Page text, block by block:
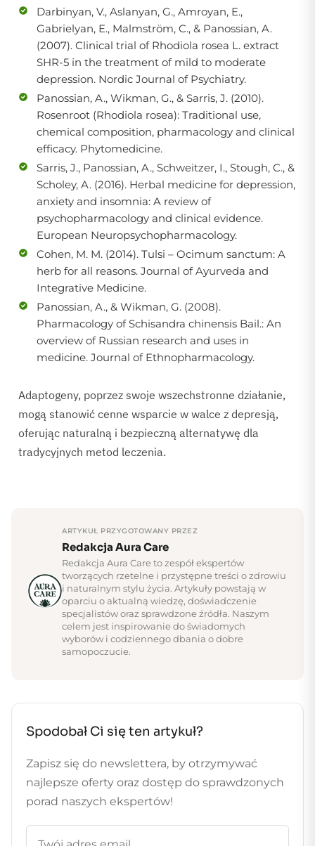
Darbinyan, V., Aslanyan, G., Amroyan, E.,
Gabrielyan, E., Malmström, C., & Panossian, A.
(2007). Clinical trial of Rhodiola rosea L. extract
SHR-5 in the treatment of mild to moderate
depression. Nordic Journal of Psychiatry.
Panossian, A., Wikman, G., & Sarris, J. (2010).
Rosenroot (Rhodiola rosea): Traditional use,
chemical composition, pharmacology and clinical
efficacy. Phytomedicine.
Sarris, J., Panossian, A., Schweitzer, I., Stough, C., &
Scholey, A. (2016). Herbal medicine for depression,
anxiety and insomnia: A review of
psychopharmacology and clinical evidence.
European Neuropsychopharmacology.
Cohen, M. M. (2014). Tulsi – Ocimum sanctum: A
herb for all reasons. Journal of Ayurveda and
Integrative Medicine.
Panossian, A., & Wikman, G. (2008).
Pharmacology of Schisandra chinensis Bail.: An
overview of Russian research and uses in
medicine. Journal of Ethnopharmacology.
Adaptogeny, poprzez swoje wszechstronne działanie,
mogą stanowić cenne wsparcie w walce z depresją,
oferując naturalną i bezpieczną alternatywę dla
tradycyjnych metod leczenia.
ARTYKUŁ PRZYGOTOWANY PRZEZ
Redakcja Aura Care
Redakcja Aura Care to zespół ekspertów
tworzących rzetelne i przystępne treści o zdrowiu
i naturalnym stylu życia. Artykuły powstają w
oparciu o aktualną wiedzę, doświadczenie
specjalistów oraz sprawdzone źródła. Naszym
celem jest inspirowanie do świadomych
wyborów i codziennego dbania o dobre
samopoczucie.
Spodobał Ci się ten artykuł?
Zapisz się do newslettera, by otrzymywać
najlepsze oferty oraz dostęp do sprawdzonych
porad naszych ekspertów!